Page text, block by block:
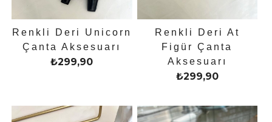
Renkli Deri Unicorn
Çanta Aksesuarı
₺299,90
Renkli Deri At
Figür Çanta
Aksesuarı
₺299,90